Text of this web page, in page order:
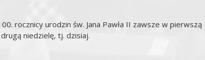
rocznicy urodzin św. Jana Pawła II zawsze w pierwszą
niedzielę, tj. dzisiaj.